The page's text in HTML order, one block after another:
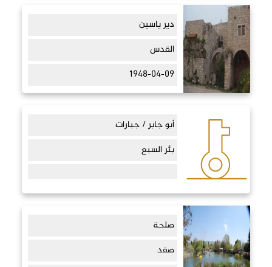
دير ياسين
القدس
1948-04-09
أبو جابر / جبارات
بئر السبع
صلحة
صفد